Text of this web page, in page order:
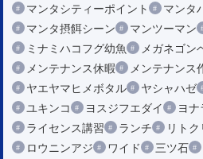
マンタシティーポイント
マンタ
マンタ摂餌シーン
マンツーマン
ミナミハコフグ幼魚
メガネゴン
メンテナンス休暇
メンテナンス
ヤエヤマヒメボタル
ヤシャハゼ
ユキンコ
ヨスジフエダイ ヨナ
ライセンス講習
ランチ リトク
ロウニンアジ
ワイド 三ツ石